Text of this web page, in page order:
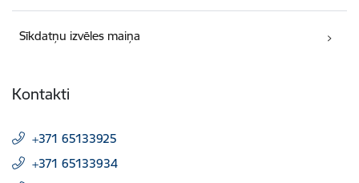
Sīkdatņu izvēles maiņa
Kontakti
+371 65133925
+371 65133934